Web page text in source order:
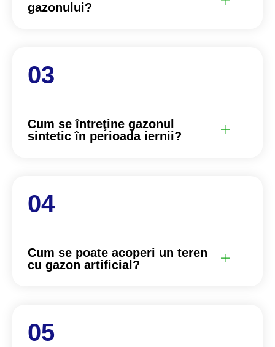
gazonului?
Cum se întreţine gazonul
sintetic în perioada iernii?
Cum se poate acoperi un teren
cu gazon artificial?